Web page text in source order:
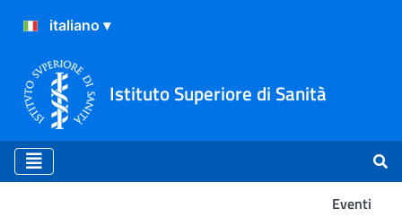
Istituto Superiore di Sanità
Eventi